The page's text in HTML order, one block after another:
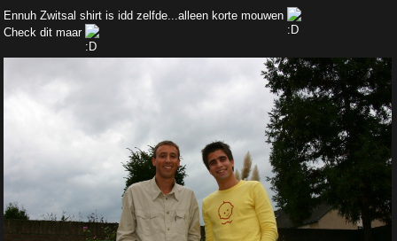
Ennuh Zwitsal shirt is idd zelfde...alleen korte mouwen
Check dit maar